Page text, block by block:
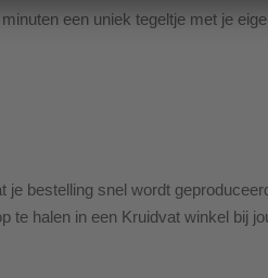
een uniek tegeltje met je
bestelling snel wordt
halen in een Kruidvat winkel bij